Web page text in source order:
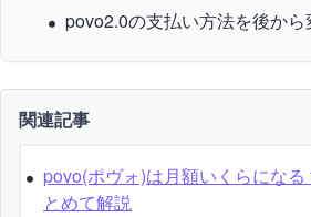
povo2.0の支払い方法を後から
関連記事
povo(ポヴォ)は月額いくらになる
とめて解説